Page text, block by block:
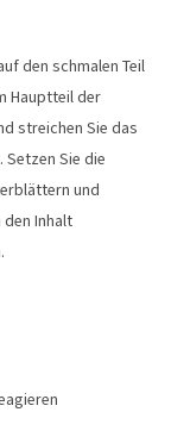
den schmalen Teil
Hauptteil der
streichen Sie das
Sie die
und
Inhalt